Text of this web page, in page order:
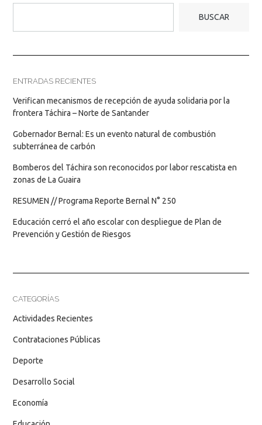
BUSCAR
ENTRADAS RECIENTES
Verifican mecanismos de recepción de ayuda solidaria por la
frontera Táchira – Norte de Santander
Gobernador Bernal: Es un evento natural de combustión
subterránea de carbón
Bomberos del Táchira son reconocidos por labor rescatista en
zonas de La Guaira
RESUMEN // Programa Reporte Bernal N° 250
Educación cerró el año escolar con despliegue de Plan de
Prevención y Gestión de Riesgos
CATEGORÍAS
Actividades Recientes
Contrataciones Públicas
Deporte
Desarrollo Social
Economía